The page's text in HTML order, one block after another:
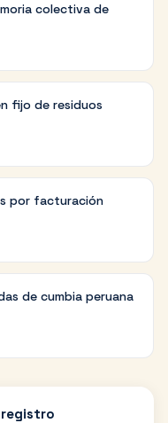
colectiva de
fijo de residuos
por facturación
de cumbia peruana